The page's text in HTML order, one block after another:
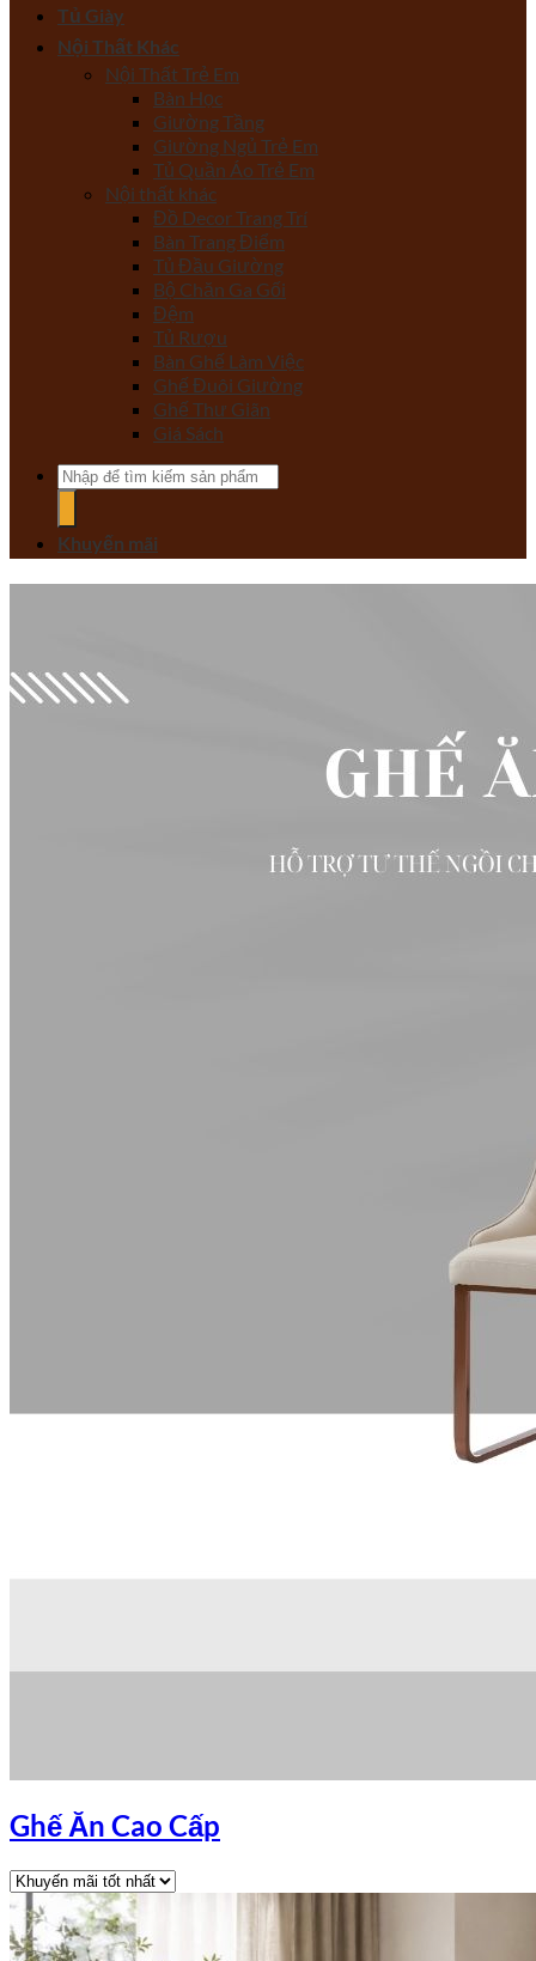
Tủ Giày
Nội Thất Khác
Nội Thất Trẻ Em
Bàn Học
Giường Tầng
Giường Ngủ Trẻ Em
Tủ Quần Áo Trẻ Em
Nội thất khác
Đồ Decor Trang Trí
Bàn Trang Điểm
Tủ Đầu Giường
Bộ Chăn Ga Gối
Đệm
Tủ Rượu
Bàn Ghế Làm Việc
Ghế Đuôi Giường
Ghế Thư Giãn
Giá Sách
Tìm
kiếm:
Khuyến mãi
Ghế Ăn Cao Cấp